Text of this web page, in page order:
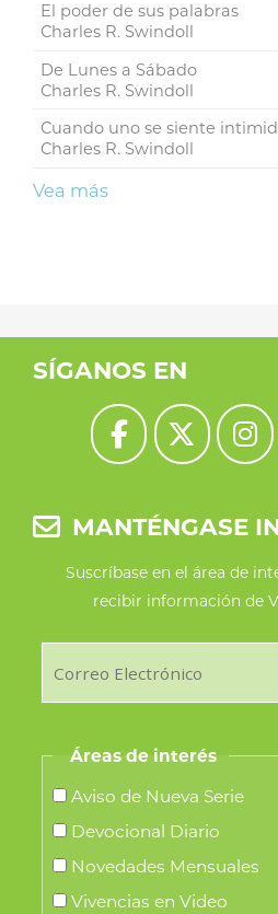
El poder de sus palabras
Charles R. Swindoll
De Lunes a Sábado
Charles R. Swindoll
Cuando uno se siente
Charles R. Swindoll
Vea más
SÍGANOS EN
MANTÉNGASE
Suscríbase en el área de
recibir información de
Áreas de interés
Aviso de Nueva Serie
Devocional Diario
Novedades Mensuales
Vivencias en Video